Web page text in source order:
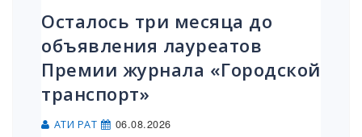
Осталось три месяца до
объявления лауреатов
Премии журнала «Городской
транспорт»
АТИ РАТ 06.08.2026